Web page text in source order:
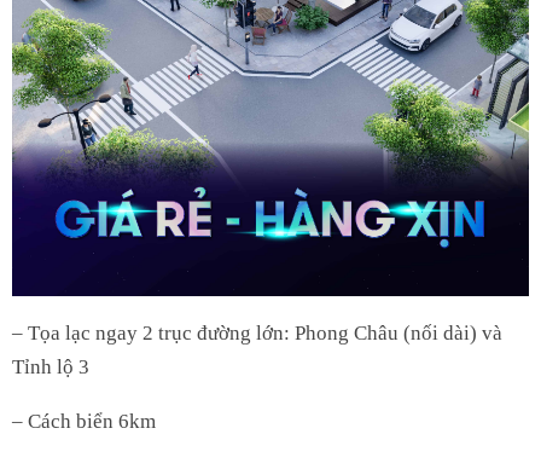
– Tọa lạc ngay 2 trục đường lớn: Phong Châu (nối dài) và
Tỉnh lộ 3
– Cách biển 6km